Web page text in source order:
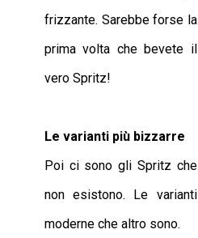
frizzante. Sarebbe forse la
prima volta che bevete il
vero Spritz!
Le varianti più bizzarre
Poi ci sono gli Spritz che
non esistono. Le varianti
moderne che altro sono.